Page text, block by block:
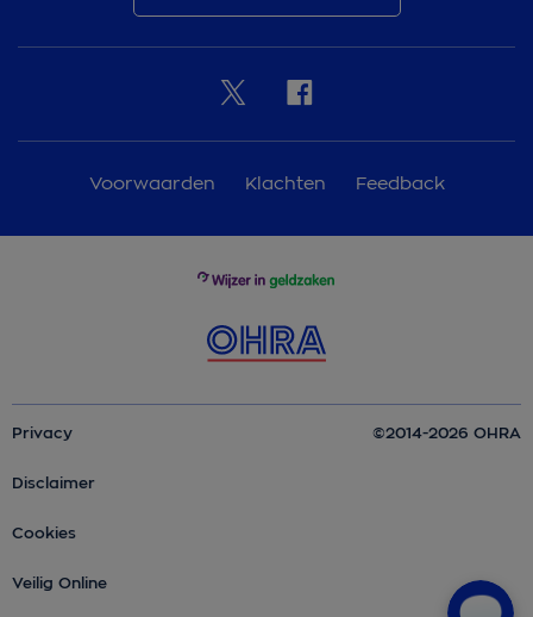
Voorwaarden Klachten Feedback
Privacy
Disclaimer
Cookies
Veilig Online
©2014-2026 OHRA